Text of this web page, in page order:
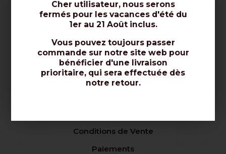
Certificats / Normes / Qualité
Vente
Conditions de Vente
Paiements
Cher utilisateur, nous serons
fermés pour les vacances d'été du
1er au 21 Août inclus.
Vous pouvez toujours passer
commande sur notre site web pour
bénéficier d'une livraison
prioritaire, qui sera effectuée dès
notre retour.